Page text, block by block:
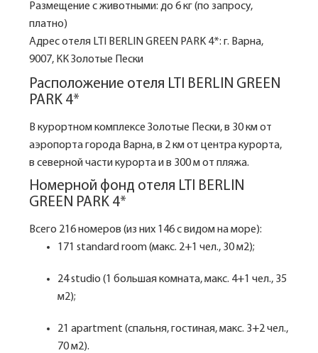
Размещение с животными: до 6 кг (по запросу,
платно)
Адрес отеля LTI BERLIN GREEN PARK 4*: г. Варна,
9007, КК Золотые Пески
Расположение отеля LTI BERLIN GREEN
PARK 4*
В курортном комплексе Золотые Пески, в 30 км от
аэропорта города Варна, в 2 км от центра курорта,
в северной части курорта и в 300 м от пляжа.
Номерной фонд отеля LTI BERLIN
GREEN PARK 4*
Всего 216 номеров (из них 146 с видом на море):
171 standard room (макс. 2+1 чел., 30 м2);
24 studio (1 большая комната, макс. 4+1 чел., 35
м2);
21 apartment (спальня, гостиная, макс. 3+2 чел.,
70 м2).